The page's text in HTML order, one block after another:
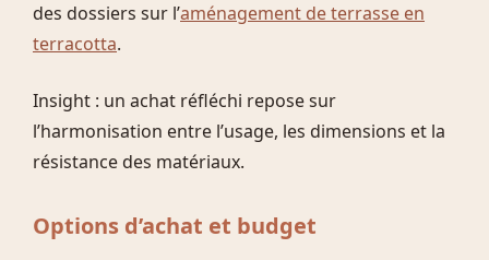
des dossiers sur l’aménagement de terrasse en
terracotta.
Insight : un achat réfléchi repose sur
l’harmonisation entre l’usage, les dimensions et la
résistance des matériaux.
Options d’achat et budget